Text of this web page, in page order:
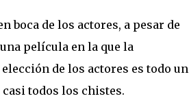
boca de los actores, a pesar de
película en la que la
de los actores es todo un
todos los chistes.